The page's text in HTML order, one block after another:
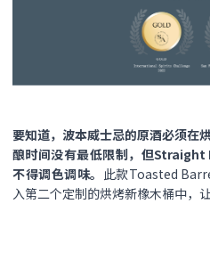
要知道，波本威士忌的原酒必须在
酿时间没有最低限制，但
不得调色调味。 此款Toasted
入第二个定制的烘烤新橡木桶中，